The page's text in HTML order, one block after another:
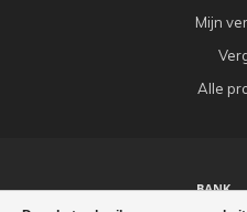
Mijn
Alle